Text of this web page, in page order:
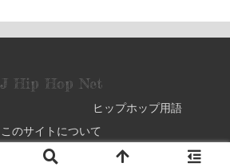
J Hip Hop Net
ヒップホップ用語
このサイトについて
© 2006 J Hip Hop Net.